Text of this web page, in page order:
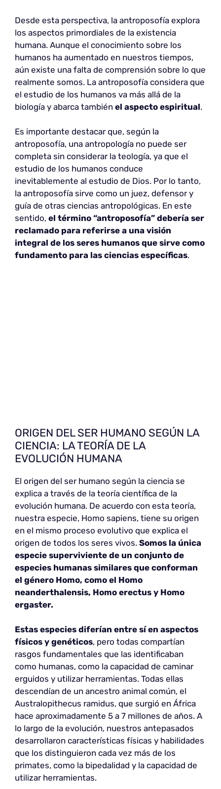
Desde esta perspectiva, la antroposofía explora
los aspectos primordiales de la existencia
humana. Aunque el conocimiento sobre los
humanos ha aumentado en nuestros tiempos,
aún existe una falta de comprensión sobre lo que
realmente somos. La antroposofía considera que
el estudio de los humanos va más allá de la
biología y abarca también el aspecto espiritual.
Es importante destacar que, según la
antroposofía, una antropología no puede ser
completa sin considerar la teología, ya que el
estudio de los humanos conduce
inevitablemente al estudio de Dios. Por lo tanto,
la antroposofía sirve como un juez, defensor y
guía de otras ciencias antropológicas. En este
sentido, el término “antroposofía” debería ser
reclamado para referirse a una visión
integral de los seres humanos que sirve como
fundamento para las ciencias específicas.
ORIGEN DEL SER HUMANO SEGÚN LA
CIENCIA: LA TEORÍA DE LA
EVOLUCIÓN HUMANA
El origen del ser humano según la ciencia se
explica a través de la teoría científica de la
evolución humana. De acuerdo con esta teoría,
nuestra especie, Homo sapiens, tiene su origen
en el mismo proceso evolutivo que explica el
origen de todos los seres vivos. Somos la única
especie superviviente de un conjunto de
especies humanas similares que conforman
el género Homo, como el Homo
neanderthalensis, Homo erectus y Homo
ergaster.
Estas especies diferían entre sí en aspectos
físicos y genéticos, pero todas compartían
rasgos fundamentales que las identificaban
como humanas, como la capacidad de caminar
erguidos y utilizar herramientas. Todas ellas
descendían de un ancestro animal común, el
Australopithecus ramidus, que surgió en África
hace aproximadamente 5 a 7 millones de años. A
lo largo de la evolución, nuestros antepasados
desarrollaron características físicas y habilidades
que los distinguieron cada vez más de los
primates, como la bipedalidad y la capacidad de
utilizar herramientas.